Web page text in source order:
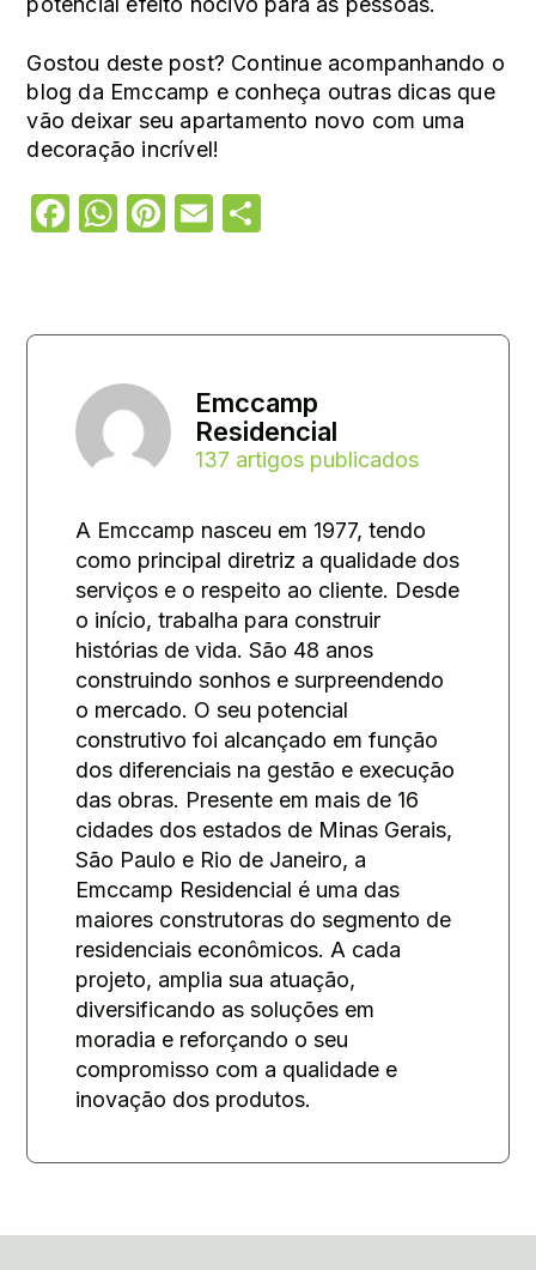
Gostou deste post? Continue acompanhando o
blog da Emccamp e conheça outras dicas que
vão deixar seu apartamento novo com uma
decoração incrível!
Facebook
WhatsApp
Pinterest
Email
Emccamp
Residencial
137 artigos publicados
A Emccamp nasceu em 1977, tendo
como principal diretriz a qualidade dos
serviços e o respeito ao cliente. Desde
o início, trabalha para construir
histórias de vida. São 48 anos
construindo sonhos e surpreendendo
o mercado. O seu potencial
construtivo foi alcançado em função
dos diferenciais na gestão e execução
das obras. Presente em mais de 16
cidades dos estados de Minas Gerais,
São Paulo e Rio de Janeiro, a
Emccamp Residencial é uma das
maiores construtoras do segmento de
residenciais econômicos. A cada
projeto, amplia sua atuação,
diversificando as soluções em
moradia e reforçando o seu
compromisso com a qualidade e
inovação dos produtos.